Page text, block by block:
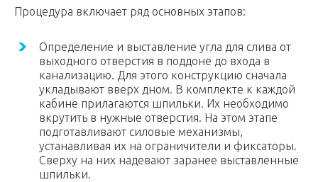
Процедура включает ряд основных этапов:
Определение и выставление угла для слива от
выходного отверстия в поддоне до входа в
канализацию. Для этого конструкцию сначала
укладывают вверх дном. В комплекте к каждой
кабине прилагаются шпильки. Их необходимо
вкрутить в нужные отверстия. На этом этапе
подготавливают силовые механизмы,
устанавливая их на ограничители и фиксаторы.
Сверху на них надевают заранее выставленные
шпильки.